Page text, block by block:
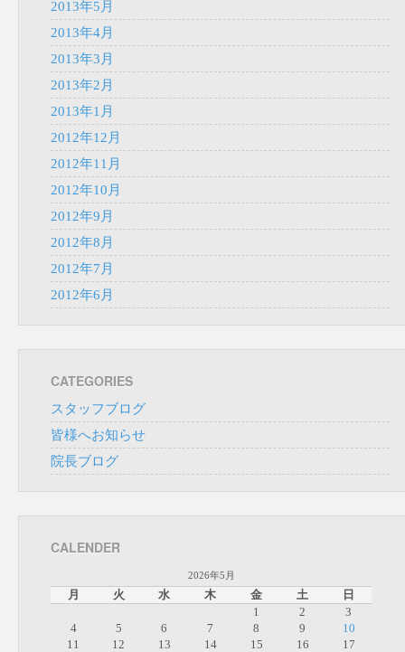
2013年5月
2013年4月
2013年3月
2013年2月
2013年1月
2012年12月
2012年11月
2012年10月
2012年9月
2012年8月
2012年7月
2012年6月
CATEGORIES
スタッフブログ
皆様へお知らせ
院長ブログ
CALENDER
2026年5月
月 火 水 木 金 土 日
1 2
3
4
5 6 7 8 9
10
11
12 13 14 15 16
17